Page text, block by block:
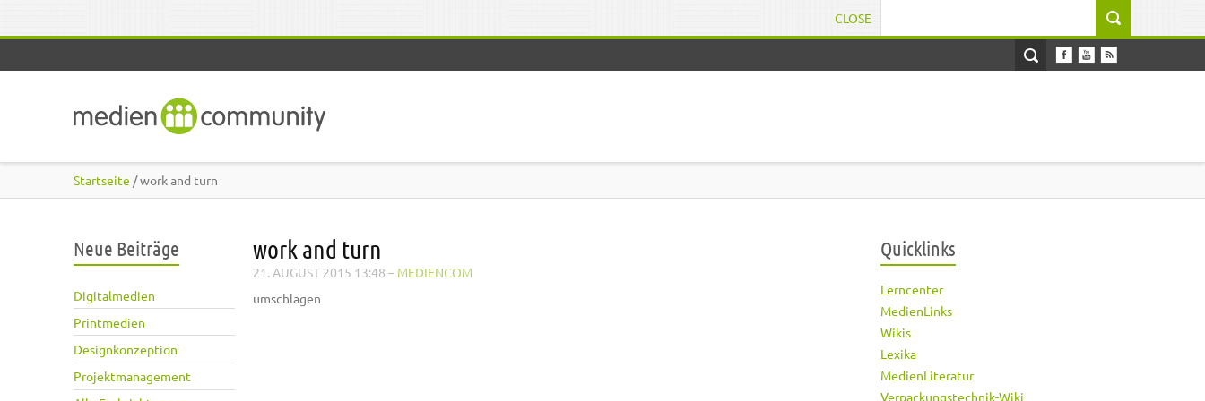
CLOSE
Startseite / work and turn
Neue Beiträge
Digitalmedien
Printmedien
Designkonzeption
Projektmanagement
work and turn
21. AUGUST 2015 13:48 – MEDIENCOM
umschlagen
Quicklinks
Lerncenter
MedienLinks
Wikis
Lexika
MedienLiteratur
Verpackungstechnik-Wiki